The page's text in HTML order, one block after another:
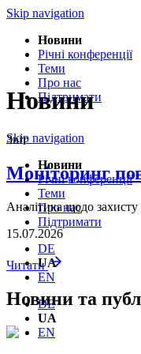
Skip navigation
Новини
Річнi конференції
Теми
Про нас
Підтримати
Skip navigation
Новини
Річнi конференції
Теми
Про нас
Підтримати
DE
UA
EN
DE
UA
EN
Новини
Звіт
Моніторинг
Аналітика щодо захисту
15.07.2026
Читати
Новини та